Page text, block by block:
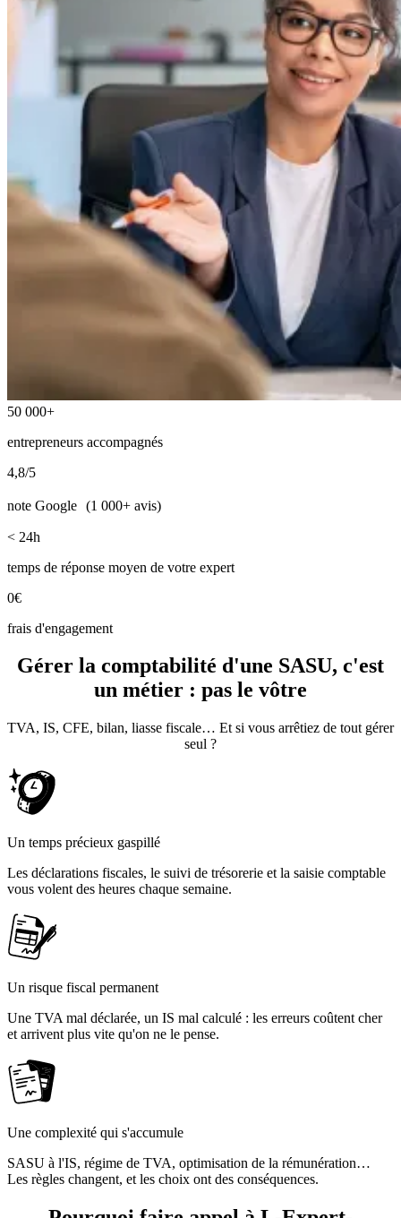
50 000+
entrepreneurs accompagnés
4,8/5
note Google (1 000+ avis)
< 24h
temps de réponse moyen de votre expert
0€
frais d'engagement
Gérer la comptabilité d'une SASU, c'est
un métier : pas le vôtre
TVA, IS, CFE, bilan, liasse fiscale… Et si vous arrêtiez de tout gérer
seul ?
Un temps précieux gaspillé
Les déclarations fiscales, le suivi de trésorerie et la saisie comptable
vous volent des heures chaque semaine.
Un risque fiscal permanent
Une TVA mal déclarée, un IS mal calculé : les erreurs coûtent cher
et arrivent plus vite qu'on ne le pense.
Une complexité qui s'accumule
SASU à l'IS, régime de TVA, optimisation de la rémunération…
Les règles changent, et les choix ont des conséquences.